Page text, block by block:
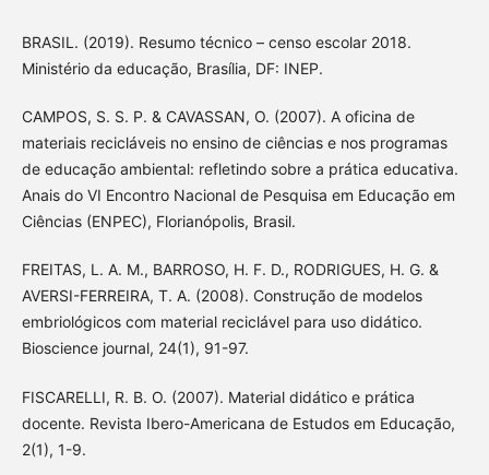
BRASIL. (2019). Resumo técnico – censo escolar 2018.
Ministério da educação, Brasília, DF: INEP.
CAMPOS, S. S. P. & CAVASSAN, O. (2007). A oficina de
materiais recicláveis no ensino de ciências e nos programas
de educação ambiental: refletindo sobre a prática educativa.
Anais do VI Encontro Nacional de Pesquisa em Educação em
Ciências (ENPEC), Florianópolis, Brasil.
FREITAS, L. A. M., BARROSO, H. F. D., RODRIGUES, H. G. &
AVERSI-FERREIRA, T. A. (2008). Construção de modelos
embriológicos com material reciclável para uso didático.
Bioscience journal, 24(1), 91-97.
FISCARELLI, R. B. O. (2007). Material didático e prática
docente. Revista Ibero-Americana de Estudos em Educação,
2(1), 1-9.